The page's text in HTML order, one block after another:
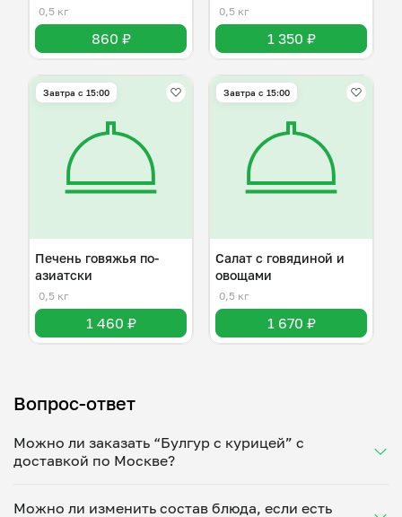
0,5 кг
860 ₽
0,5 кг
1 350 ₽
Завтра c 15:00
Печень говяжья по-
азиатски
0,5 кг
1 460 ₽
Завтра c 15:00
Салат с говядиной и
овощами
0,5 кг
1 670 ₽
Вопрос-ответ
Можно ли заказать “Булгур с курицей” с
доставкой по Москве?
Укажите удобное время — и получите свежее
Можно ли изменить состав блюда, если есть